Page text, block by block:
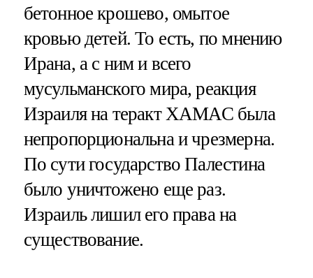
бетонное крошево, омытое
кровью детей. То есть, по мнению
Ирана, а с ним и всего
мусульманского мира, реакция
Израиля на теракт ХАМАС была
непропорциональна и чрезмерна.
По сути государство Палестина
было уничтожено еще раз.
Израиль лишил его права на
существование.